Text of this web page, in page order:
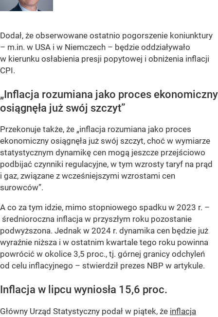
Dodał, że obserwowane ostatnio pogorszenie koniunktury
– m.in. w USA i w Niemczech – będzie oddziaływało
w kierunku osłabienia presji popytowej i obniżenia inflacji
CPI.
„Inflacja rozumiana jako proces ekonomiczny
osiągnęła już swój szczyt”
Przekonuje także, że „inflacja rozumiana jako proces
ekonomiczny osiągnęła już swój szczyt, choć w wymiarze
statystycznym dynamikę cen mogą jeszcze przejściowo
podbijać czynniki regulacyjne, w tym wzrosty taryf na prąd
i gaz, związane z wcześniejszymi wzrostami cen
surowców”.
A co za tym idzie, mimo stopniowego spadku w 2023 r. –
średnioroczna inflacja w przyszłym roku pozostanie
podwyższona. Jednak w 2024 r. dynamika cen będzie już
wyraźnie niższa i w ostatnim kwartale tego roku powinna
powrócić w okolice 3,5 proc., tj. górnej granicy odchyleń
od celu inflacyjnego – stwierdził prezes NBP w artykule.
Inflacja w lipcu wyniosła 15,6 proc.
Główny Urząd Statystyczny podał w piątek, że inflacja